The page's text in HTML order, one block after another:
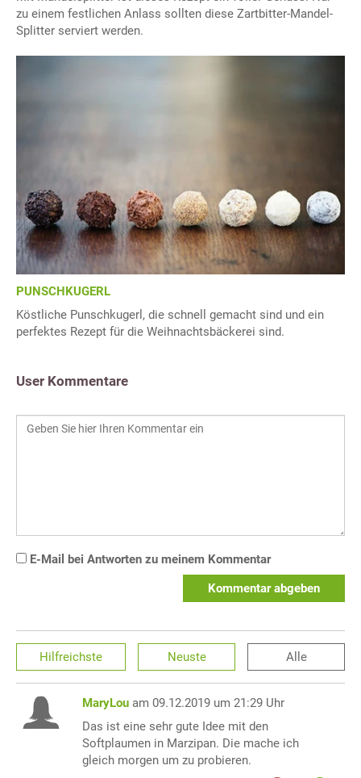
zu einem festlichen Anlass sollten diese Zartbitter-Mandel-
Splitter serviert werden.
PUNSCHKUGERL
Köstliche Punschkugerl, die schnell gemacht sind und ein
perfektes Rezept für die Weihnachtsbäckerei sind.
User Kommentare
E-Mail bei Antworten zu meinem Kommentar
Kommentar abgeben
Hilfreichste Neuste Alle
MaryLou am 09.12.2019 um 21:29 Uhr
Das ist eine sehr gute Idee mit den
Softplaumen in Marzipan. Die mache ich
gleich morgen um zu probieren.